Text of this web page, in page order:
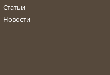
Статьи
Новости